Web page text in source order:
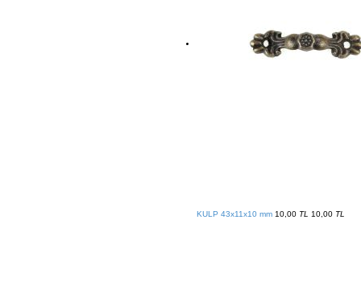
KULP 43x11x10 mm 10,00 TL 10,00 TL